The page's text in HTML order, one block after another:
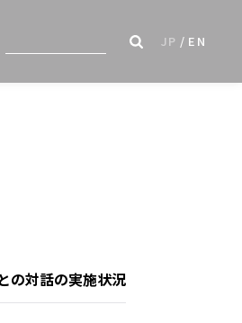
JP EN
の対話の実施状況